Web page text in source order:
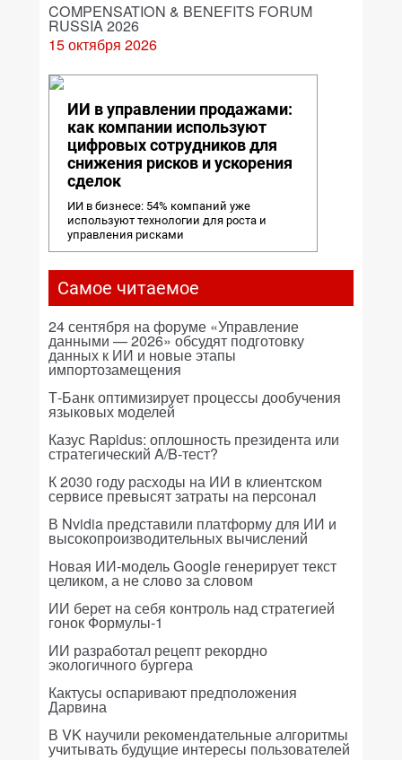
COMPENSATION & BENEFITS FORUM
RUSSIA 2026
15 октября 2026
ИИ в управлении продажами:
как компании используют
цифровых сотрудников для
снижения рисков и ускорения
сделок
ИИ в бизнесе: 54% компаний уже
используют технологии для роста и
управления рисками
Самое читаемое
24 сентября на форуме «Управление
данными — 2026» обсудят подготовку
данных к ИИ и новые этапы
импортозамещения
Т-Банк оптимизирует процессы дообучения
языковых моделей
Казус Rapidus: оплошность президента или
стратегический A/B-тест?
К 2030 году расходы на ИИ в клиентском
сервисе превысят затраты на персонал
В Nvidia представили платформу для ИИ и
высокопроизводительных вычислений
Новая ИИ-модель Google генерирует текст
целиком, а не слово за словом
ИИ берет на себя контроль над стратегией
гонок Формулы-1
ИИ разработал рецепт рекордно
экологичного бургера
Кактусы оспаривают предположения
Дарвина
В VK научили рекомендательные алгоритмы
учитывать будущие интересы пользователей